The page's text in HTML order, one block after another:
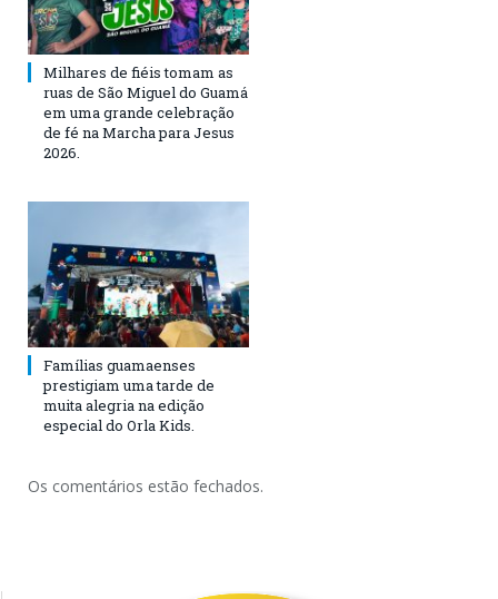
Milhares de fiéis tomam as
ruas de São Miguel do Guamá
em uma grande celebração
de fé na Marcha para Jesus
2026.
Famílias guamaenses
prestigiam uma tarde de
muita alegria na edição
especial do Orla Kids.
Os comentários estão fechados.